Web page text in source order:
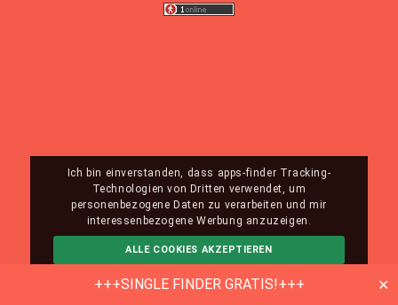
+++SINGLE FINDER GRATIS!+++ ✕
Ich bin einverstanden, dass apps-finder Tracking-
Technologien von Dritten verwendet, um
personenbezogene Daten zu verarbeiten und mir
interessenbezogene Werbung anzuzeigen.
ALLE COOKIES AKZEPTIEREN
ABLEHNEN MEHR INFO